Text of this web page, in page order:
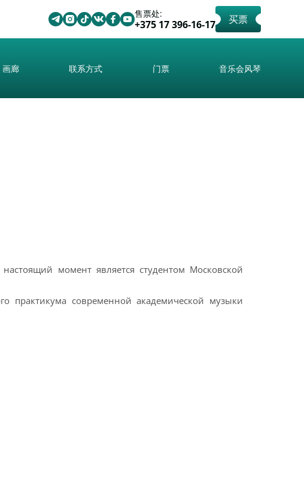
售票处:
+375 17 396-16-17 买票
画廊 联系方式 门票 音乐会风琴
момент является студентом Московской
практикума современной академической музыки